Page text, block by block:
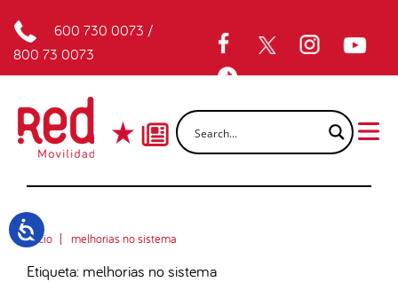
600 730 0073 /
800 73 0073
Inicio melhorias no sistema
Etiqueta: melhorias no sistema